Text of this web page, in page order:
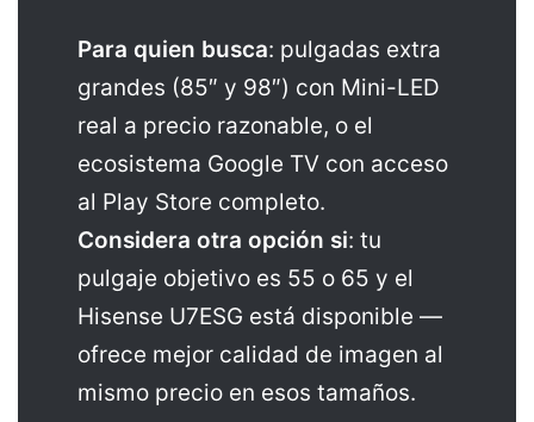
Para quien busca: pulgadas extra
grandes (85″ y 98″) con Mini-LED
real a precio razonable, o el
ecosistema Google TV con acceso
al Play Store completo.
Considera otra opción si: tu
pulgaje objetivo es 55 o 65 y el
Hisense U7ESG está disponible —
ofrece mejor calidad de imagen al
mismo precio en esos tamaños.